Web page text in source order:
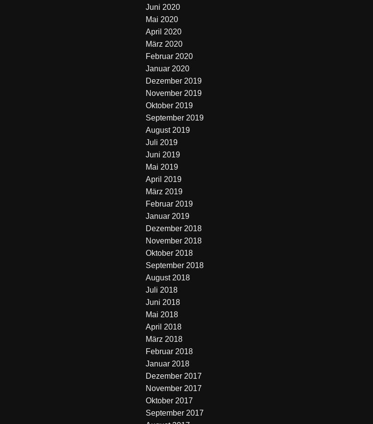
Juni 2020
Mai 2020
April 2020
März 2020
Februar 2020
Januar 2020
Dezember 2019
November 2019
Oktober 2019
September 2019
August 2019
Juli 2019
Juni 2019
Mai 2019
April 2019
März 2019
Februar 2019
Januar 2019
Dezember 2018
November 2018
Oktober 2018
September 2018
August 2018
Juli 2018
Juni 2018
Mai 2018
April 2018
März 2018
Februar 2018
Januar 2018
Dezember 2017
November 2017
Oktober 2017
September 2017